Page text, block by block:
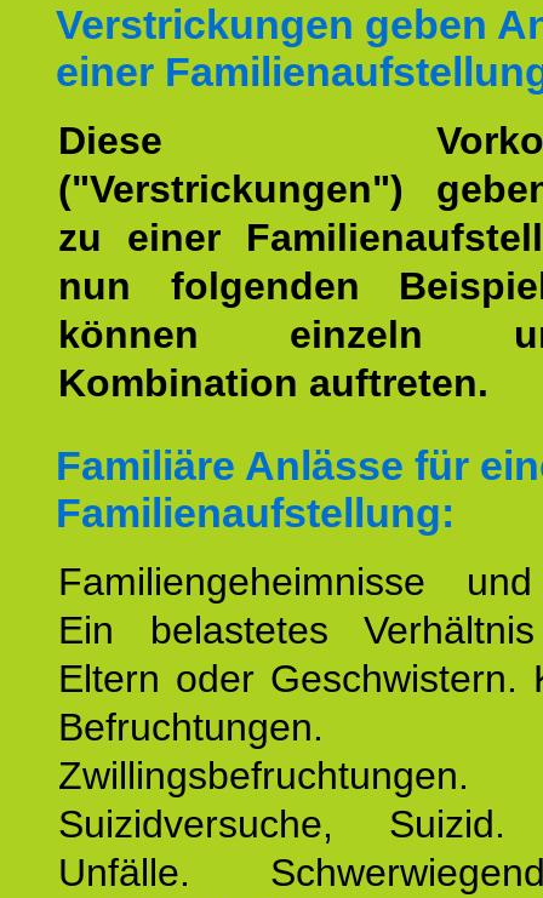
Verstrickungen geben
einer
Diese
("Verstrickungen")
zu einer
nun folgenden
können einzeln
Kombination auftreten.
Familiäre Anlässe für
Familienaufstellung:
Familiengeheimnisse
Ein belastetes
Eltern oder Geschwistern.
Befruchtungen.
Zwillingsbefruchtungen.
Suizidversuche, Suizid.
Unfälle.